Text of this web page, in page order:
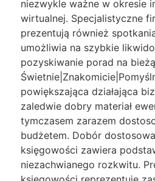
niezwykle ważne w okresie
wirtualnej. Specjalistyczne
prezentują również
umożliwia na szybkie
pozyskiwanie porad na
powiększająca działająca
zaledwie dobry materiał
tymczasem zarazem
budżetem. Dobór
księgowości zawiera
niezachwianego rozkwitu.